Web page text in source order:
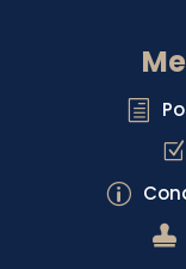
h
Z
p
